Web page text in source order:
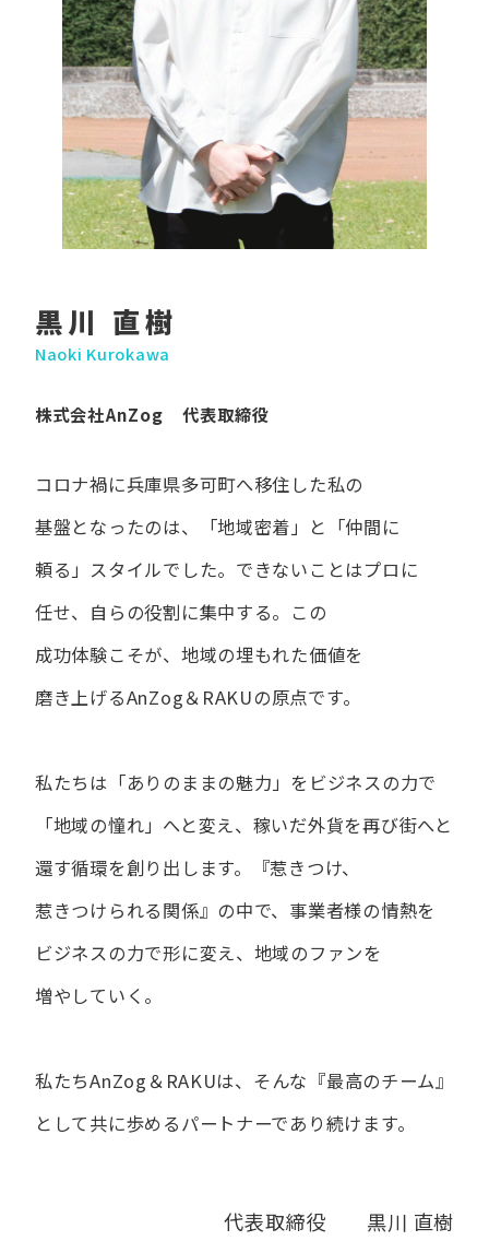
黒川 直樹
Naoki Kurokawa
株式会社AnZog 代表取締役
コロナ禍に​兵庫県多可町へ​移住した​私の​
基盤となったのは、
「地域密着」と​「仲間に​
頼る」スタイルでした。 できない​ことは​プロに​
任せ、​自らの​役割に​集中する。 この​
成功体験こそが、​地域の​埋もれた​価値を​
磨き上げる​AnZog＆RAKUの​原点です。
私たちは​「ありの​ままの​魅力」を​ビジネスの​力で​
「地域の​憧れ」へと​変え、 稼いだ外貨を​再び街へと​
還す循環を​創り出します。
『惹きつけ、​
惹きつけられる​関係』の​中で、​事業者様の​情熱を​
ビジネスの​力で​形に​変え、 地域の​ファンを​
増やしていく。
私たちAnZog＆RAKUは、​そんな​『最高の​チーム』
と​して共に​歩める​パートナーであり続けます。
代表取締役 黒川 直樹